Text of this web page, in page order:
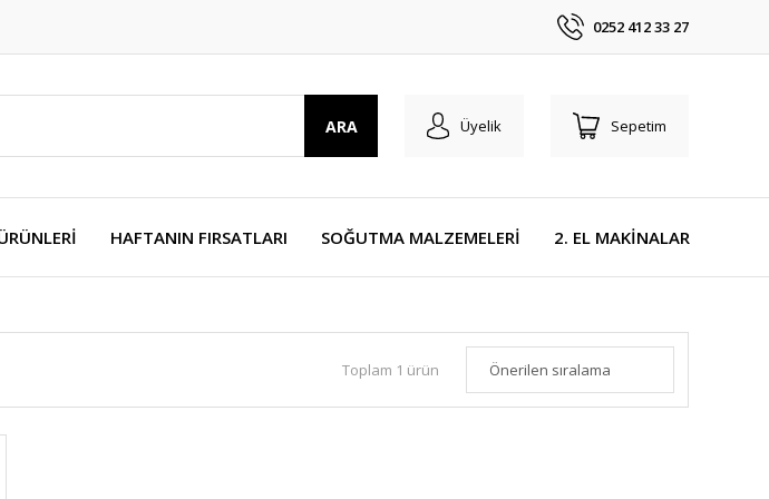
0252 412 33 27
ARA Üyelik Sepetim
HAFTANIN FIRSATLARI SOĞUTMA MALZEMELERİ 2. EL MAKİNALAR
Toplam 1 ürün